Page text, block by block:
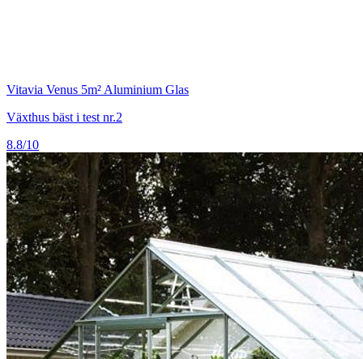
Vitavia Venus 5m² Aluminium Glas
Växthus bäst i test nr.2
8.8/10